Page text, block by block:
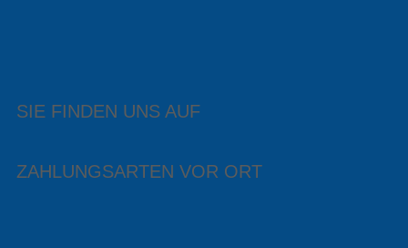
SIE FINDEN UNS AUF
ZAHLUNGSARTEN VOR ORT